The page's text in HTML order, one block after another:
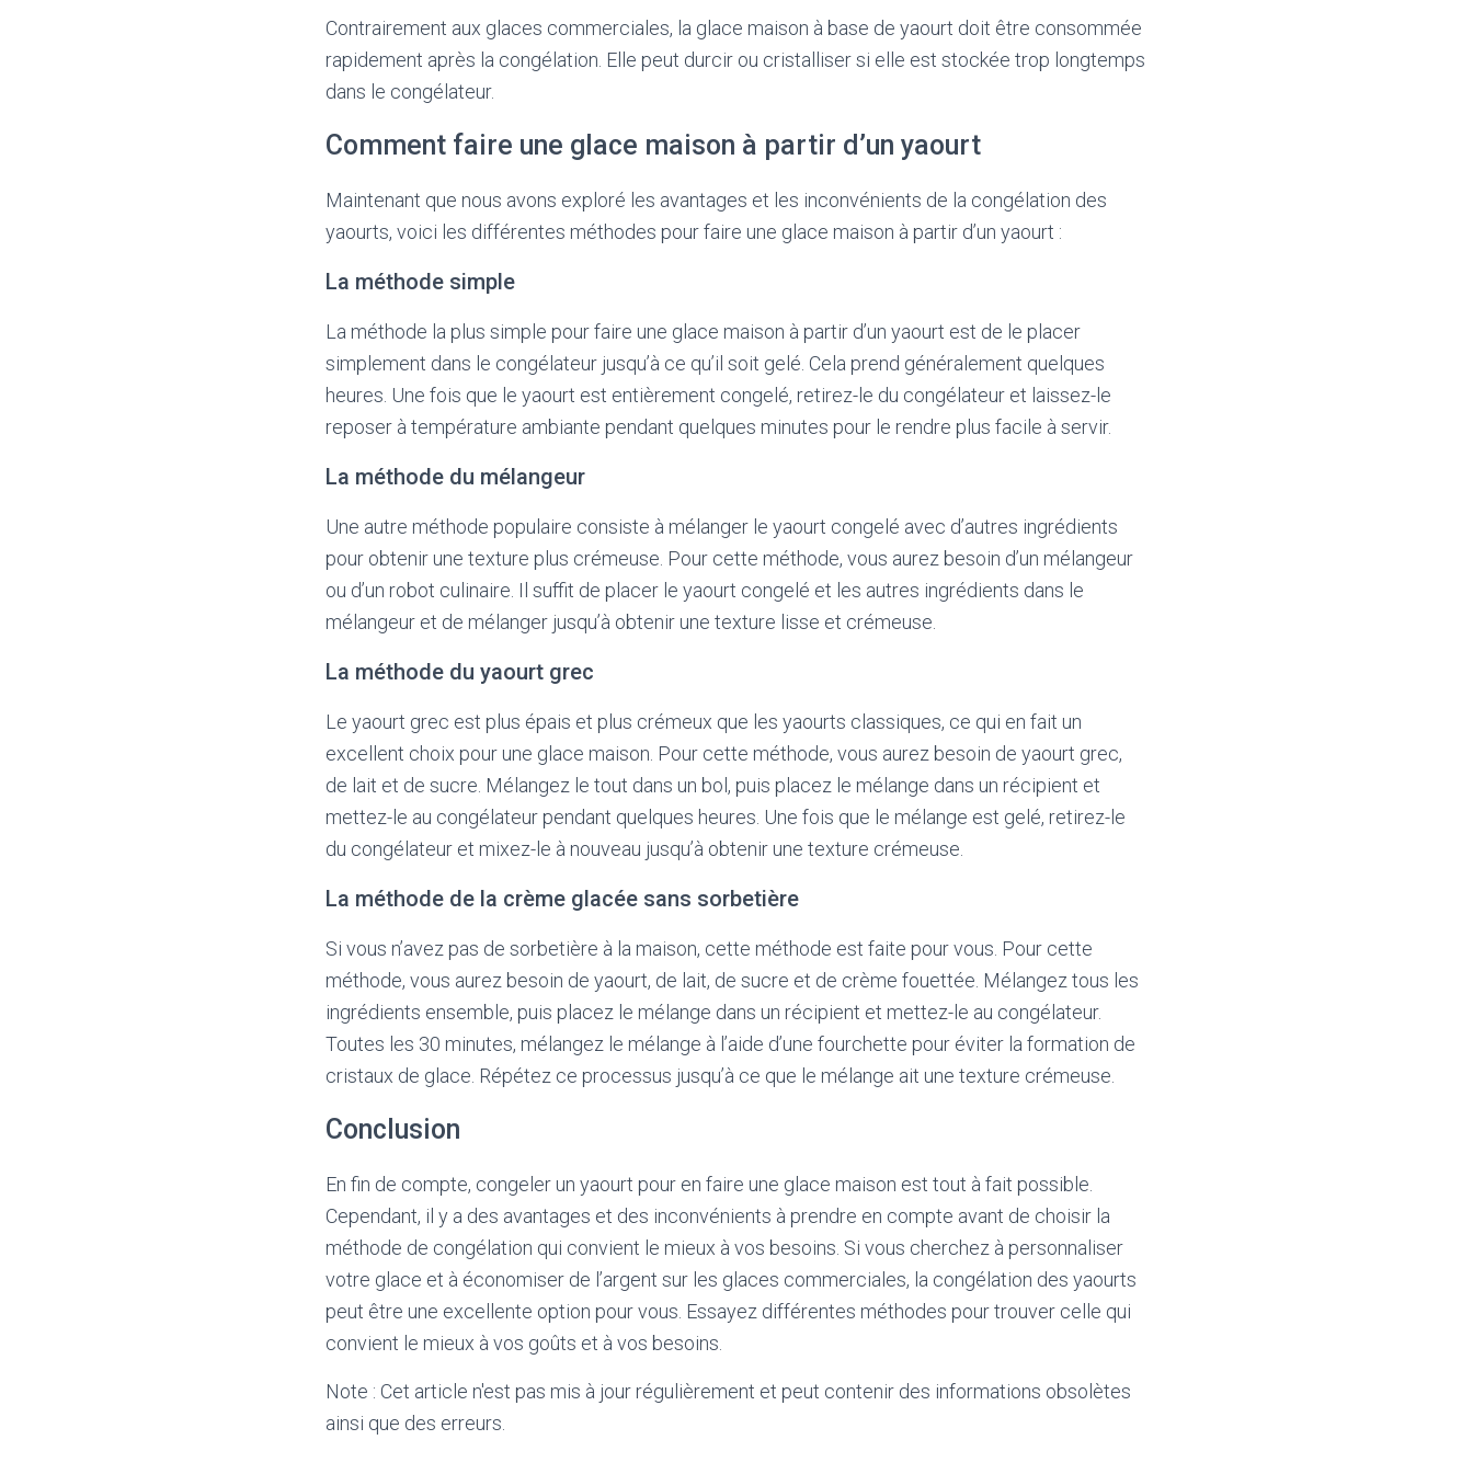
Contrairement aux glaces commerciales, la glace maison à base de yaourt doit être consommée
rapidement après la congélation. Elle peut durcir ou cristalliser si elle est stockée trop longtemps
dans le congélateur.
Comment faire une glace maison à partir d’un yaourt
Maintenant que nous avons exploré les avantages et les inconvénients de la congélation des
yaourts, voici les différentes méthodes pour faire une glace maison à partir d’un yaourt :
La méthode simple
La méthode la plus simple pour faire une glace maison à partir d’un yaourt est de le placer
simplement dans le congélateur jusqu’à ce qu’il soit gelé. Cela prend généralement quelques
heures. Une fois que le yaourt est entièrement congelé, retirez-le du congélateur et laissez-le
reposer à température ambiante pendant quelques minutes pour le rendre plus facile à servir.
La méthode du mélangeur
Une autre méthode populaire consiste à mélanger le yaourt congelé avec d’autres ingrédients
pour obtenir une texture plus crémeuse. Pour cette méthode, vous aurez besoin d’un mélangeur
ou d’un robot culinaire. Il suffit de placer le yaourt congelé et les autres ingrédients dans le
mélangeur et de mélanger jusqu’à obtenir une texture lisse et crémeuse.
La méthode du yaourt grec
Le yaourt grec est plus épais et plus crémeux que les yaourts classiques, ce qui en fait un
excellent choix pour une glace maison. Pour cette méthode, vous aurez besoin de yaourt grec,
de lait et de sucre. Mélangez le tout dans un bol, puis placez le mélange dans un récipient et
mettez-le au congélateur pendant quelques heures. Une fois que le mélange est gelé, retirez-le
du congélateur et mixez-le à nouveau jusqu’à obtenir une texture crémeuse.
La méthode de la crème glacée sans sorbetière
Si vous n’avez pas de sorbetière à la maison, cette méthode est faite pour vous. Pour cette
méthode, vous aurez besoin de yaourt, de lait, de sucre et de crème fouettée. Mélangez tous les
ingrédients ensemble, puis placez le mélange dans un récipient et mettez-le au congélateur.
Toutes les 30 minutes, mélangez le mélange à l’aide d’une fourchette pour éviter la formation de
cristaux de glace. Répétez ce processus jusqu’à ce que le mélange ait une texture crémeuse.
Conclusion
En fin de compte, congeler un yaourt pour en faire une glace maison est tout à fait possible.
Cependant, il y a des avantages et des inconvénients à prendre en compte avant de choisir la
méthode de congélation qui convient le mieux à vos besoins. Si vous cherchez à personnaliser
votre glace et à économiser de l’argent sur les glaces commerciales, la congélation des yaourts
peut être une excellente option pour vous. Essayez différentes méthodes pour trouver celle qui
convient le mieux à vos goûts et à vos besoins.
Note : Cet article n'est pas mis à jour régulièrement et peut contenir des informations obsolètes
ainsi que des erreurs.